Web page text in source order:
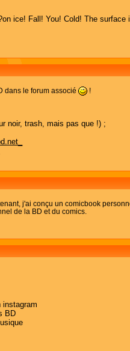
ice! Fall! You! Cold! The surface
dans le forum associé
!
noir, trash, mais pas que !) ;
j'ai conçu un comicbook
de la BD et du comics.
instagram
BD